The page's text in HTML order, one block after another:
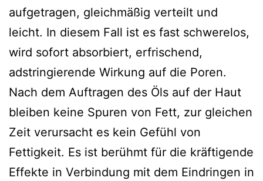
aufgetragen, gleichmäßig verteilt und
leicht. In diesem Fall ist es fast schwerelos,
wird sofort absorbiert, erfrischend,
adstringierende Wirkung auf die Poren.
Nach dem Auftragen des Öls auf der Haut
bleiben keine Spuren von Fett, zur gleichen
Zeit verursacht es kein Gefühl von
Fettigkeit. Es ist berühmt für die kräftigende
Effekte in Verbindung mit dem Eindringen in